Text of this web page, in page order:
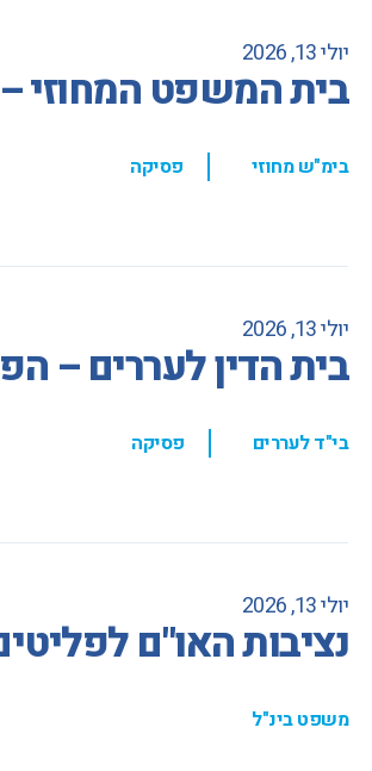
יולי 13, 2026
בית המשפט המחוזי
בימ"ש מחוזי , פסיקה
יולי 13, 2026
בית הדין לעררים –
בי"ד לעררים , פסיקה
יולי 13, 2026
נציבות האו"ם
משפט בינ"ל